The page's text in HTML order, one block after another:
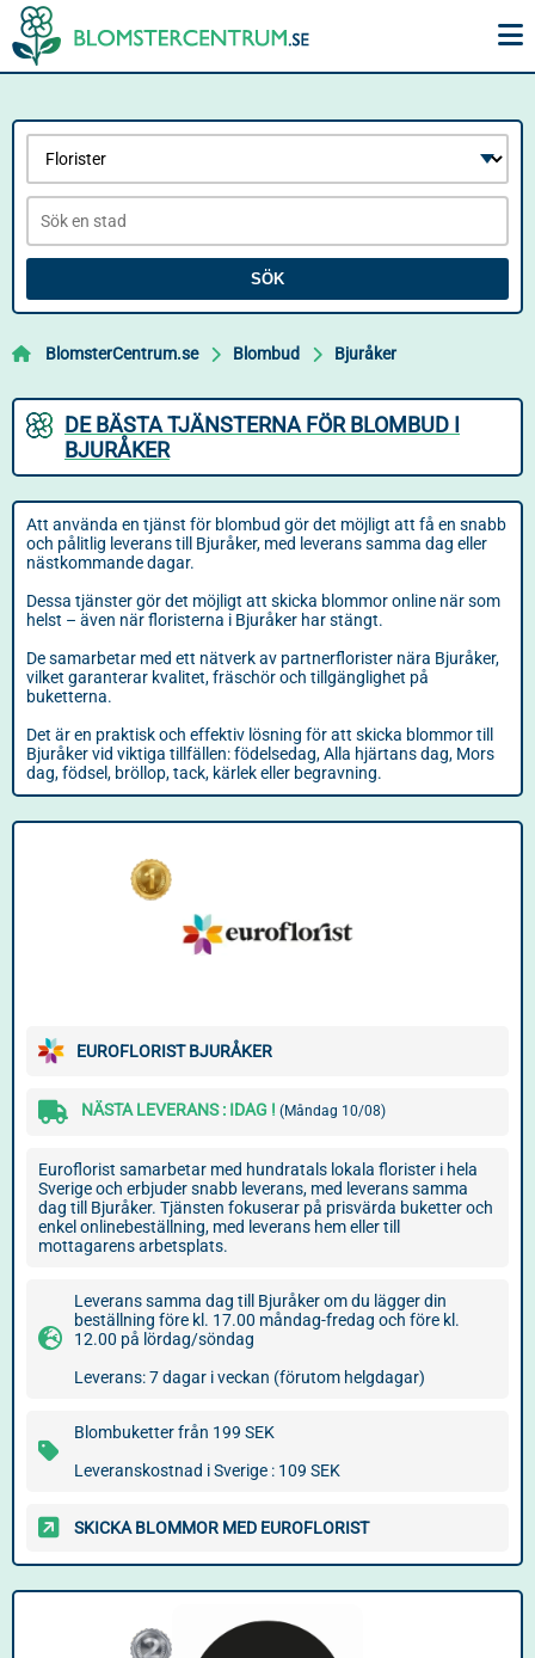
SÖK
BlomsterCentrum.se Blombud Bjuråker
DE BÄSTA TJÄNSTERNA FÖR BLOMBUD I
BJURÅKER
Att använda en tjänst för blombud gör det möjligt att få en snabb
och pålitlig leverans till Bjuråker, med leverans samma dag eller
nästkommande dagar.
Dessa tjänster gör det möjligt att skicka blommor online när som
helst – även när floristerna i Bjuråker har stängt.
De samarbetar med ett nätverk av partnerflorister nära Bjuråker,
vilket garanterar kvalitet, fräschör och tillgänglighet på
buketterna.
Det är en praktisk och effektiv lösning för att skicka blommor till
Bjuråker vid viktiga tillfällen: födelsedag, Alla hjärtans dag, Mors
dag, födsel, bröllop, tack, kärlek eller begravning.
EUROFLORIST BJURÅKER
NÄSTA LEVERANS : IDAG ! (Måndag 10/08)
Euroflorist samarbetar med hundratals lokala florister i hela
Sverige och erbjuder snabb leverans, med leverans samma
dag till Bjuråker. Tjänsten fokuserar på prisvärda buketter och
enkel onlinebeställning, med leverans hem eller till
mottagarens arbetsplats.
Leverans samma dag till Bjuråker om du lägger din
beställning före kl. 17.00 måndag-fredag och före kl.
12.00 på lördag/söndag
Leverans: 7 dagar i veckan (förutom helgdagar)
Blombuketter från 199 SEK
Leveranskostnad i Sverige : 109 SEK
SKICKA BLOMMOR MED EUROFLORIST